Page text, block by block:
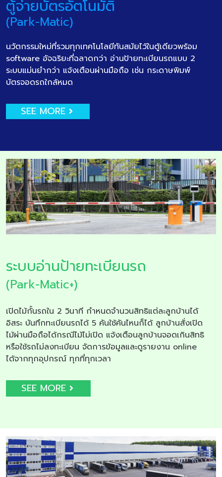
ตู้จ่ายบัตรอัตโนมัติ
(Park-Matic)
นวัตกรรมใหม่ที่รวมทุกเทคโนโลยีทันสมัยไว้ในตู้เดียวพร้อม
software อัจฉริยะที่ฉลาดกว่า อ่านป้ายทะเบียนรถแบบ 2
ระบบแม่นยำกว่า แจ้งเตือนผ่านมือถือ เช่น กระดาษพิมพ์
บัตรจอดรถใกล้หมด
SEE MORE
ระบบอ่านป้ายทะเบียนรถ
(Park-Matic+)
เปิดไม้กั้นรถใน 2 วินาที กำหนดจำนวนสิทธิแต่ละลูกบ้านได้
อิสระ บันทึกทะเบียนรถได้ 5 คันใช้คันไหนก็ได้ ลูกบ้านสั่งเปิด
ไม้ผ่านมือถือได้กรณีไม้ไม่เปิด แจ้งเตือนลูกบ้านจอดเกินสิทธิ
หรือใช้รถไม่ลงทะเบียน จัดการข้อมูลและดูรายงาน online
ได้จากทุกอุปกรณ์ ทุกที่ทุกเวลา
SEE MORE